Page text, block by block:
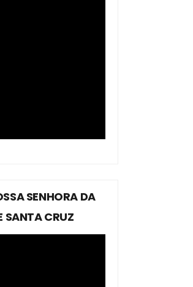
SENHORA DA
SANTA CRUZ